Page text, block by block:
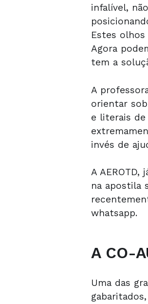
infalível,
Estes
Agora
tem a
A
orientar
e literais
invés de
A
na apostila
whatsapp.
A CO-
Uma das